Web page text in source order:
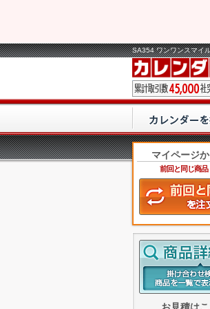
SA354 ワンワンスマイ
マイページ
前回と同じ商品